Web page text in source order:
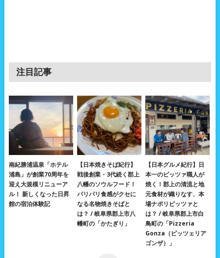
注目記事
南紀勝浦温泉「ホテル
浦島」が創業70周年を
迎え大規模リニューア
ル！ 新しくなった日昇
館の宿泊体験記
【日本焼きそば紀行】
戦後創業・3代続く郡上
八幡のソウルフード！
パリパリ食感がクセに
なる名物焼きそばと
は？ / 岐阜県郡上市八
幡町の「かたぎり」
【日本グルメ紀行】日
本一のピッツァ職人が
焼く！郡上の清流と地
元食材が織りなす、本
場ナポリピッツァと
は？ / 岐阜県郡上市白
鳥町の「Pizzeria
Gonza（ピッツェリア
ゴンザ）」